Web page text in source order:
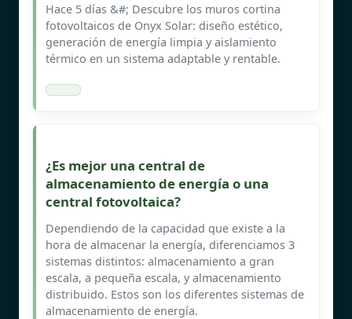
Hace 5 días &#; Descubre los muros cortina
fotovoltaicos de Onyx Solar: diseño estético,
generación de energía limpia y aislamiento
térmico en un sistema adaptable y rentable.
¿Es mejor una central de
almacenamiento de energía o una
central fotovoltaica?
Dependiendo de la capacidad que existe a la
hora de almacenar la energía, diferenciamos 3
sistemas distintos: almacenamiento a gran
escala, a pequeña escala, y almacenamiento
distribuido. Estos son los diferentes sistemas de
almacenamiento de energía.